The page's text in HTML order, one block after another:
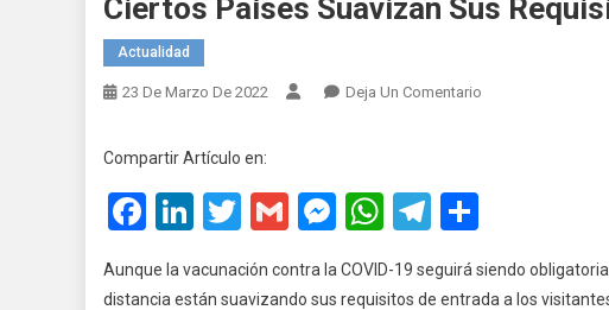
Ciertos Países Suavizan Sus
Actualidad
23 De Marzo De 2022 Deja Un Comentario
Entrada
Compartir Artículo en:
Facebook
LinkedIn
Twitter
GmailMessenger
WhatsApp
Telegram
Aunque la vacunación contra la COVID-19 seguirá siendo
distancia están suavizando sus requisitos de entrada a los